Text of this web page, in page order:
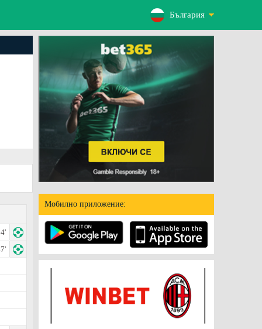
България
Мобилно приложение: